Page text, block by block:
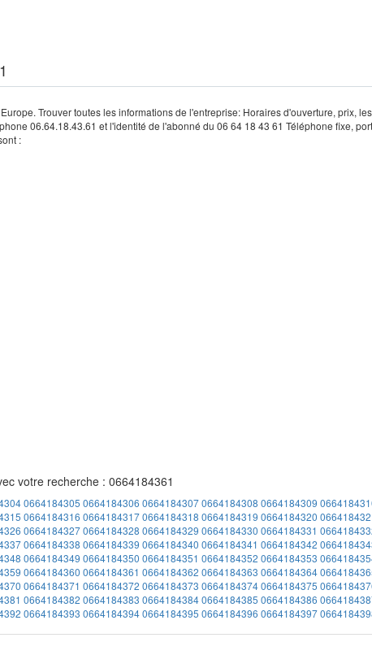
Trouver toutes les informations de l'entreprise: Horaires d'ouverture, prix,
06.64.18.43.61 et l'identité de l'abonné du 06 64 18 43 61 Téléphone fixe,
:
votre recherche : 0664184361
0664184305 0664184306 06641843070664184308 0664184309
0664184316 06641843170664184318 0664184319 0664184320
06641843270664184328 0664184329 0664184330 0664184331
0664184338 0664184339 0664184340 0664184341 0664184342
0664184349 0664184350 0664184351 0664184352 0664184353
0664184360 0664184361 0664184362 0664184363 0664184364
0664184371 0664184372 0664184373 06641843740664184375
0664184382 0664184383 06641843840664184385 0664184386
0664184393 06641843940664184395 0664184396 0664184397